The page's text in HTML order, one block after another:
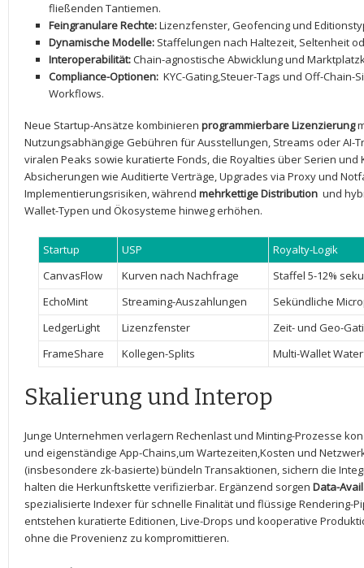
fließenden⁢ Tantiemen.
Feingranulare‌ Rechte:‍Lizenzfenster, Geofencing und
Dynamische Modelle: Staffelungen nach Haltezeit, ⁢Seltenheit
Interoperabilität:Chain-agnostische Abwicklung und
Compliance-Optionen: KYC-Gating,Steuer-Tags​ und Off-
Workflows.
Neue Startup-Ansätze kombinieren programmierbare⁣ Lizenzierung
Nutzungsabhängige Gebühren für Ausstellungen, Streams oder AI-
viralen Peaks ⁣sowie kuratierte Fonds, die‍ Royalties über Serien
Absicherungen​ wie Auditierte ‍Verträge, Upgrades via‍ Proxy und
Implementierungsrisiken, während mehrkettige ‍Distribution und
Wallet-Typen ​und Ökosysteme hinweg​ erhöhen.
Startup USP
Royalty-Logik
CanvasFlow
Kurven nach Nachfrage
Staffel 5-12%​
EchoMint
Streaming-Auszahlungen
Sekündliche
LedgerLight
Lizenzfenster
Zeit- ‌und Geo-
FrameShare
Kollegen-Splits Multi-Wallet⁤
Skalierung und Interop
Junge Unternehmen verlagern Rechenlast ⁣und Minting-Prozesse
und ‍eigenständige App-Chains,um Wartezeiten,Kosten und
(insbesondere zk-basierte)⁢ bündeln Transaktionen,⁤ sichern die‍
halten die Herkunftskette verifizierbar. Ergänzend ​sorgen Data-
spezialisierte Indexer für schnelle Finalität und​ flüssige⁤ Rendering-
‍entstehen ‌kuratierte Editionen, Live-Drops und kooperative
‍ohne die Provenienz zu kompromittieren.